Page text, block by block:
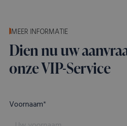
MEER INFORMATIE
Dien nu uw
onze VIP-Service
Voornaam*